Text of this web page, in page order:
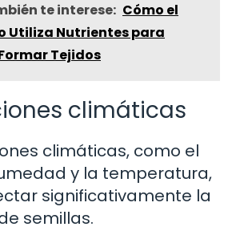
te interese: Cómo el
Utiliza Nutrientes para
Tejidos
climáticas
climáticas, como el
y la temperatura,
significativamente la
semillas.